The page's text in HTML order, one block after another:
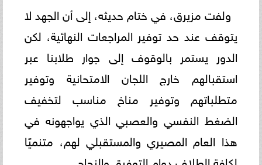
ولفت مزيرق، في ختام حديثه، إلى أن الجهد لا
يتوقف عند حد توفير المراجعات النهائية، لكن
الدور يستمر بالوقوف إلى جوار طلابنا عبر
استقبالهم خارج اللجان الامتحانية وتوفير
متطلباتهم وتوفير مناخ مناسب لتخفيف
الضغط النفسي والعصبي الذي يواجهونه في
هذا العام المصيري والمستقبلي لهم، متنميًا